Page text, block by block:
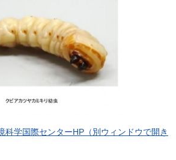
科学国際センターHP（別ウィンドウで開き